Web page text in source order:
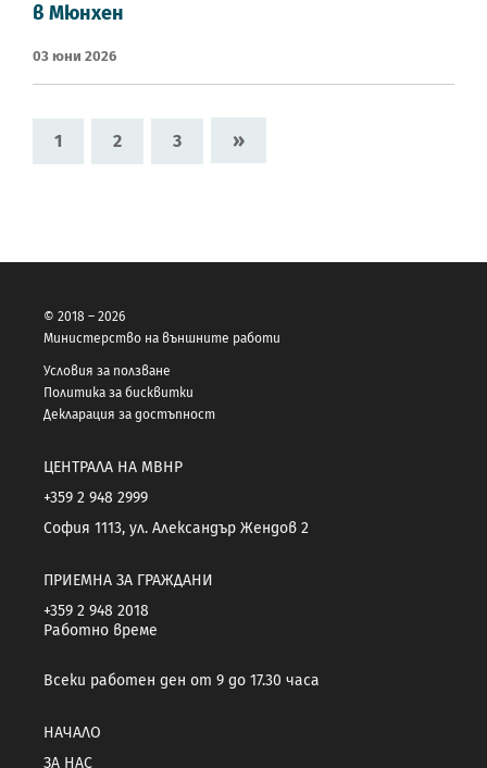
в Мюнхен
03 Юни 2026
1 2 3 »
© 2018 – 2026
Министерство на външните работи
Условия за ползване
Политика за бисквитки
Декларация за достъпност
ЦЕНТРАЛА НА МВНР
+359 2 948 2999
София 1113, ул. Александър Жендов 2
ПРИЕМНА ЗА ГРАЖДАНИ
+359 2 948 2018
Работно време
Всеки работен ден от 9 до 17.30 часа
НАЧАЛО
ЗА НАС